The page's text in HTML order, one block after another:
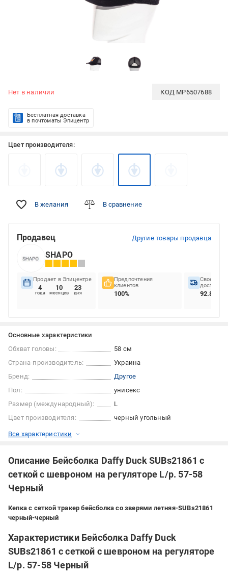
Нет в наличии КОД MP6507688
Бесплатная доставка
в почтоматы Эпицентр
Цвет производителя:
В желания В сравнение
Продавец Другие товары продавца
SHAPO
Продает в Эпицентре
4
года
10
месяцев
23
дня
Предпочтения
клиентов
100%
доставок
92.86%
Основные характеристики
Обхват головы:
58 см
Страна-производитель:
Украина
Бренд:
Другое
Пол:
унисекс
Размер (международный):
L
Цвет производителя:
черный угольный
Все характеристики
Описание Бейсболка Daffy Duck SUBs21861 с
сеткой с шевроном на регуляторе L/р. 57-58
Черный
Кепка с сеткой тракер бейсболка со зверями летняя-SUBs21861
черный-черный
Характеристики Бейсболка Daffy Duck
SUBs21861 с сеткой с шевроном на регуляторе
L/р. 57-58 Черный